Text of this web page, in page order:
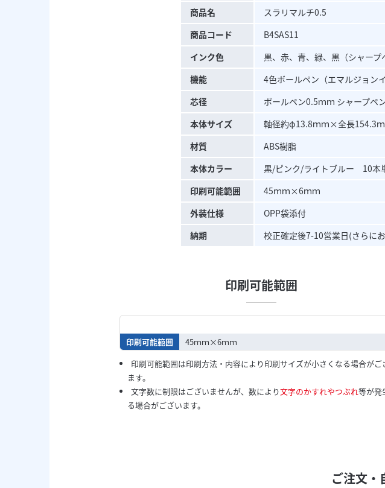
商品名
スラリマルチ0.5
商品コード
B4SAS11
インク色
黒、赤、青、緑、黒（シャープ
機能
4色ボールペン（エマルジョン
芯径
ボールペン0.5ｍｍ シャープペ
本体サイズ
軸径約φ13.8ｍｍ×全長154.3
材質
ABS樹脂
本体カラー
黒/ピンク/ライトブルー 10本
印刷可能範囲
45ｍｍ×6ｍｍ
外装仕様
OPP袋添付
納期
校正確定後7-10営業日(さらに
印刷可能範囲
印刷可能範囲
45ｍｍ×6ｍｍ
印刷可能範囲は印刷方法・内容により印刷サイズが小さくなる場合がご
ます。
文字数に制限はございませんが、数により文字のかすれやつぶれ等が発
る場合がございます。
ご注文・